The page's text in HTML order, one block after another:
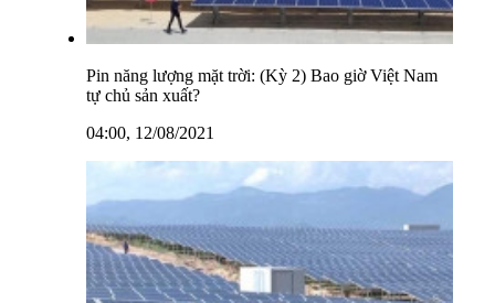
Pin năng lượng mặt trời: (Kỳ 2) Bao giờ Việt Nam
tự chủ sản xuất?
04:00, 12/08/2021